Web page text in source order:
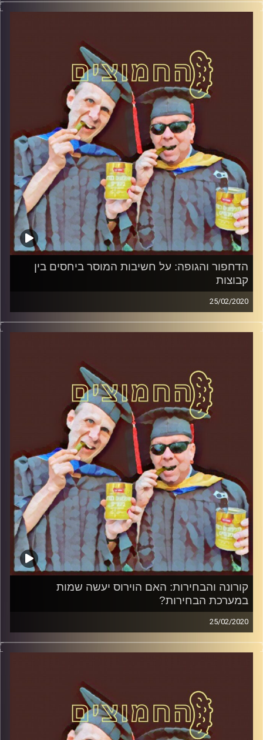
והפעם: קורונה: דמוקרטיה בסכנה
קרדיט תמונות:AudioVersity
הדחפור והגופה: על חשיבות המוסר ביחסים בין
קבוצות
25/02/2020
החמוצים – בפעם השלישית.
עם פרופסור בועז בן-דוד ופרופסור גלעד
הירשברגר
והפעם: קורונה והבחירות: הדחפור והגופה: על
חשיבות המוסר ביחסים בין קבוצות
קרדיט תמונות:AudioVersity
קורונה והבחירות: האם הוירוס יעשה שמות
במערכת הבחירות?
25/02/2020
החמוצים – בפעם השלישית.
עם פרופסור בועז בן-דוד ופרופסור גלעד
הירשברגר